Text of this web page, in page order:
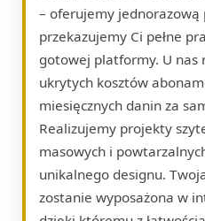
– oferujemy jednorazową
przekazujemy Ci pełne
gotowej platformy. U nas
ukrytych kosztów
miesięcznych danin za
Realizujemy projekty
masowych i
unikalnego designu.
zostanie wyposażona w